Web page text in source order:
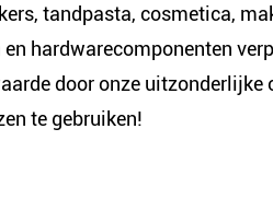
tandpasta, cosmetica,
hardwarecomponenten
door onze uitzonderlijke
te gebruiken!